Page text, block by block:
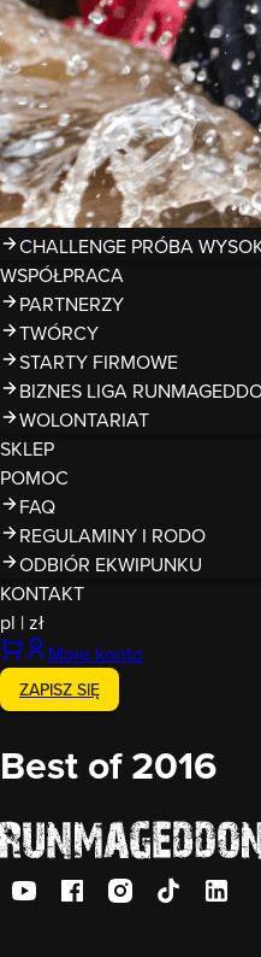
WYNIKI
LIGA RUNMAGEDDON 2026
SUPERLIGA
SUPERLIGA RMG KIDS 2026
KWALIFIKACJE DO
TROFEA
LEGENDY RUNMAGEDDON
MAGAZYN
CHALLENGE PRÓBA
WSPÓŁPRACA
PARTNERZY
TWÓRCY
STARTY FIRMOWE
BIZNES LIGA
WOLONTARIAT
SKLEP
POMOC
FAQ
REGULAMINY I RODO
ODBIÓR EKWIPUNKU
KONTAKT
pl |zł
Moje konto
ZAPISZ SIĘ
Best of 2016